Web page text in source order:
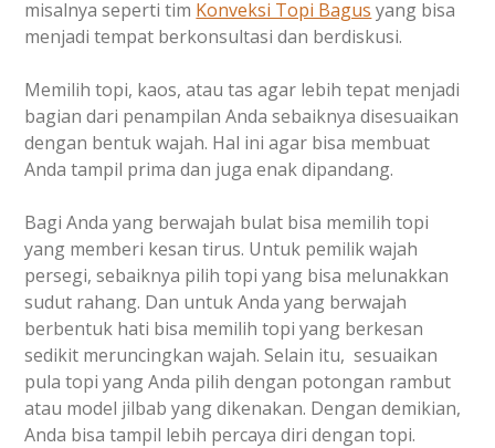
misalnya seperti tim Konveksi Topi Bagus yang bisa
menjadi tempat berkonsultasi dan berdiskusi.
Memilih topi, kaos, atau tas agar lebih tepat menjadi
bagian dari penampilan Anda sebaiknya disesuaikan
dengan bentuk wajah. Hal ini agar bisa membuat
Anda tampil prima dan juga enak dipandang.
Bagi Anda yang berwajah bulat bisa memilih topi
yang memberi kesan tirus. Untuk pemilik wajah
persegi, sebaiknya pilih topi yang bisa melunakkan
sudut rahang. Dan untuk Anda yang berwajah
berbentuk hati bisa memilih topi yang berkesan
sedikit meruncingkan wajah. Selain itu, sesuaikan
pula topi yang Anda pilih dengan potongan rambut
atau model jilbab yang dikenakan. Dengan demikian,
Anda bisa tampil lebih percaya diri dengan topi.